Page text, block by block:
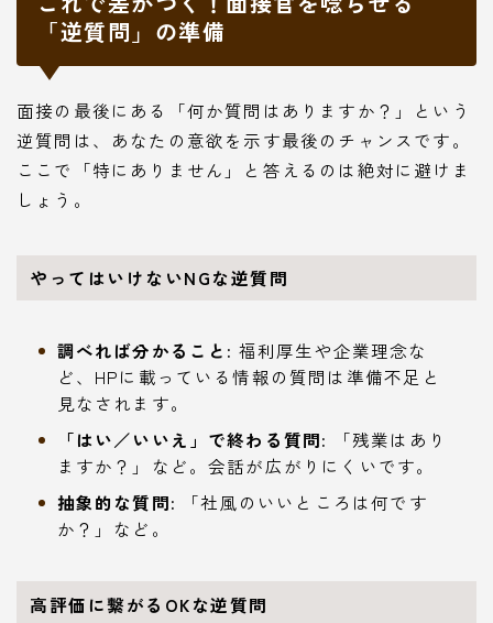
「逆質問」の準備
面接の最後にある「何か質問はありますか？」という
逆質問は、あなたの意欲を示す最後のチャンスです。
ここで「特にありません」と答えるのは絶対に避けま
しょう。
やってはいけないNGな逆質問
調べれば分かること: 福利厚生や企業理念な
ど、HPに載っている情報の質問は準備不足と
見なされます。
「はい／いいえ」で終わる質問:
「残業はあり
ますか？」など。会話が広がりにくいです。
抽象的な質問: 「社風のいいところは何です
か？」など。
高評価に繋がるOKな逆質問